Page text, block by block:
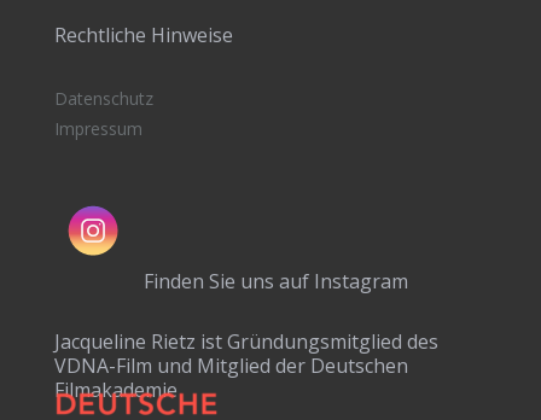
Rechtliche Hinweise
Datenschutz
Impressum
Finden Sie uns auf Instagram
Jacqueline Rietz ist Gründungsmitglied des
VDNA-Film und Mitglied der Deutschen
Filmakademie